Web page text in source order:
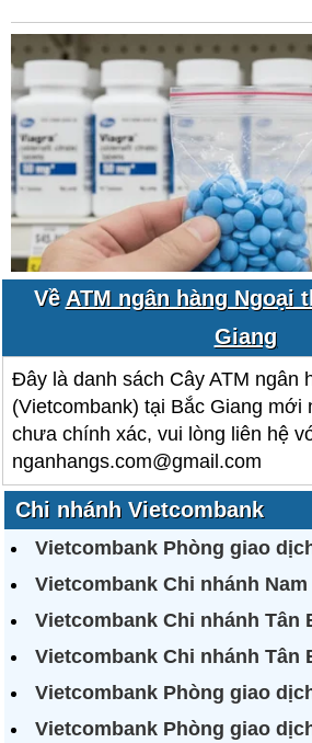
Về ATM ngân hàng Ngoại
Giang
Đây là danh sách Cây ATM ngân
(Vietcombank) tại Bắc Giang mới
chưa chính xác, vui lòng liên hệ
nganhangs.com@gmail.com
Chi nhánh Vietcombank
Vietcombank Phòng giao
Vietcombank Chi nhánh
Vietcombank Chi nhánh Tân
Vietcombank Chi nhánh Tân
Vietcombank Phòng giao
Vietcombank Phòng giao